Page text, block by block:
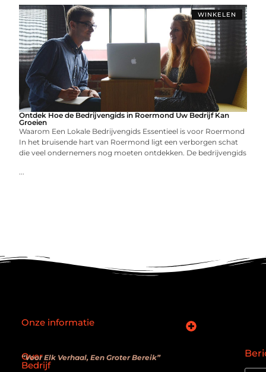
WINKELEN
Ontdek Hoe de Bedrijvengids in Roermond Uw Bedrijf Kan
Groeien
Waarom Een Lokale Bedrijvengids Essentieel is voor Roermond
In het bruisende hart van Roermond ligt een verborgen schat
die veel ondernemers nog moeten ontdekken. De bedrijvengids
...
Over
Bedrijf
“Voor Elk Verhaal, Een Groter Bereik”
Onze informatie